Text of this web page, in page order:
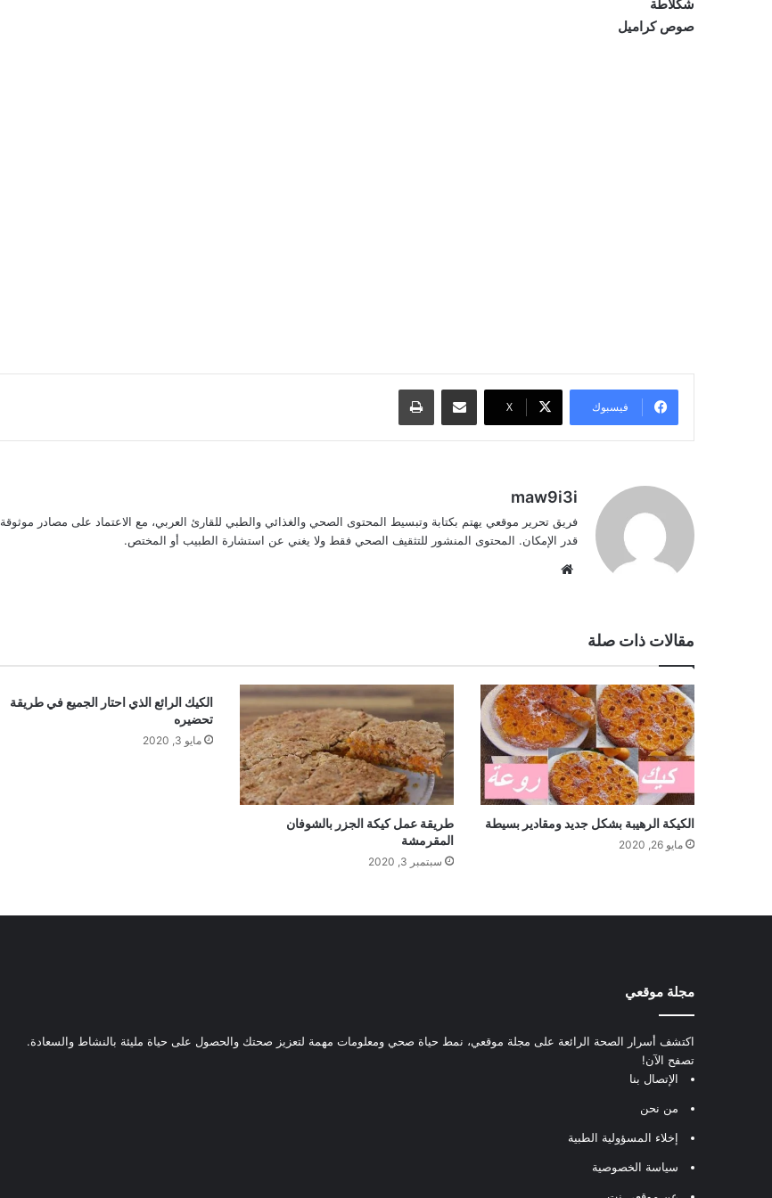
شكلاطة
صوص كراميل
فيسبوك ‫X
مشاركة عبر البريد طباعة
maw9i3i
فريق تحرير موقعي يهتم بكتابة وتبسيط المحتوى الصحي والغذائي والطبي للقارئ العربي، مع الاعتماد على مصادر موثوقة
قدر الإمكان. المحتوى المنشور للتثقيف الصحي فقط ولا يغني عن استشارة الطبيب أو المختص.
مقالات ذات صلة
الكيكة الرهيبة بشكل جديد ومقادير بسيطة
مايو 26, 2020
طريقة عمل كيكة الجزر بالشوفان
المقرمشة
سبتمبر 3, 2020
الكيك الرائع الذي احتار الجميع في طريقة
تحضيره
مايو 3, 2020
مجلة موقعي
اكتشف أسرار الصحة الرائعة على مجلة موقعي، نمط حياة صحي ومعلومات مهمة لتعزيز صحتك والحصول على حياة مليئة بالنشاط والسعادة.
تصفح الآن!
الإتصال بنا
من نحن
إخلاء المسؤولية الطبية
سياسة الخصوصية